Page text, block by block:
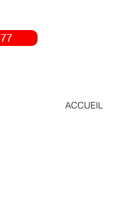
ACCUEIL